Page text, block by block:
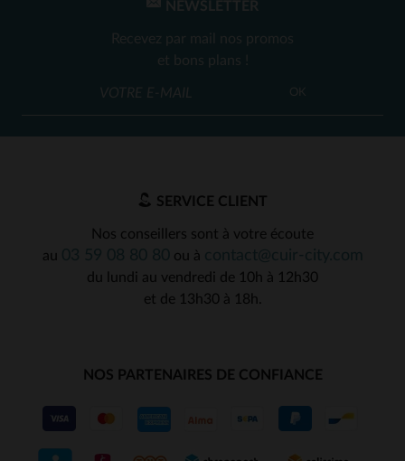
NEWSLETTER
Recevez par mail nos promos
et bons plans !
OK
SERVICE CLIENT
Nos conseillers sont à votre écoute
au
ou à
du lundi au vendredi de 10h à 12h30
et de 13h30 à 18h.
NOS PARTENAIRES DE CONFIANCE